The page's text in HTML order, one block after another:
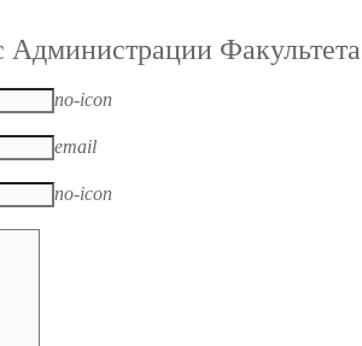
Администрации Факультета
no-icon
email
no-icon